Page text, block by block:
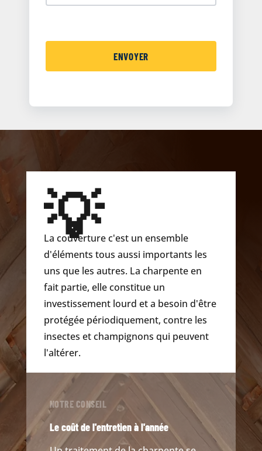
💡
La couverture c'est un ensemble
d'éléments tous aussi importants les
uns que les autres. La charpente en
fait partie, elle constitue un
investissement lourd et a besoin d'être
protégée périodiquement, contre les
insectes et champignons qui peuvent
l'altérer.
NOTRE CONSEIL
Le coût de l'entretien à l'année